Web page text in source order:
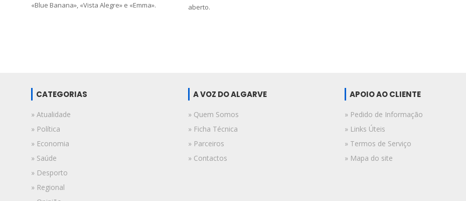
«Blue Banana», «Vista Alegre» e «Emma».
aberto.
CATEGORIAS
» Atualidade
» Política
» Economia
» Saúde
» Desporto
» Regional
A VOZ DO ALGARVE
» Quem Somos
» Ficha Técnica
» Parceiros
» Contactos
APOIO AO CLIENTE
» Pedido de Informação
» Links Úteis
» Termos de Serviço
» Mapa do site